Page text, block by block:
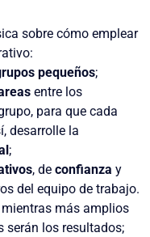
sobre cómo emplear
pequeños;
entre los
para que cada
desarrolle la
;
, deconfianzay
del equipo de trabajo.
más amplios
serán los resultados;